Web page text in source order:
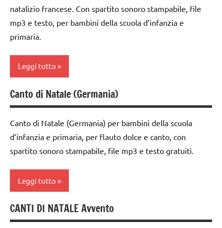
MUSICA
Natale
PER ETA'
TUTTI GLI
ARTICOLI
FESTE
DELL'ANNO
Natale
ARGOMENTI
PER ETA'
TUTTI GLI
ARTICOLI
canti
natalizi
classi
1a-5a
6
anni
FESTE
DELL'ANNO
Natale
ARGOMENTI
PER ETA'
natalizio francese. Con spartito sonoro stampabile, file
mp3 e testo, per bambini della scuola d’infanzia e
primaria.
Leggi tutto
canti
di
Natale
canti
natalizi
classe
1a
2a
Canto di Natale (Germania)
Canto di Natale (Germania) per bambini della scuola
d’infanzia e primaria, per flauto dolce e canto, con
spartito sonoro stampabile, file mp3 e testo gratuiti.
Leggi tutto
canti
di
CANTI DI NATALE Avvento